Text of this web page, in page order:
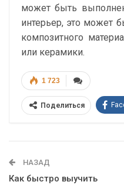
может быть
интерьер, это может
композитного
или керамики.
1 723
Поделиться
НАЗАД
Как быстро выучить